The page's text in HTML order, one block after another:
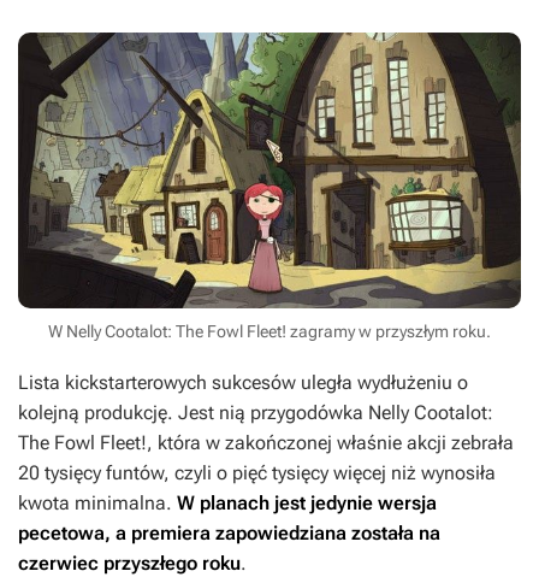
W Nelly Cootalot: The Fowl Fleet! zagramy w przyszłym roku.
Lista kickstarterowych sukcesów uległa wydłużeniu o
kolejną produkcję. Jest nią przygodówka Nelly Cootalot:
The Fowl Fleet!, która w zakończonej właśnie akcji zebrała
20 tysięcy funtów, czyli o pięć tysięcy więcej niż wynosiła
kwota minimalna. W planach jest jedynie wersja
pecetowa, a premiera zapowiedziana została na
czerwiec przyszłego roku.